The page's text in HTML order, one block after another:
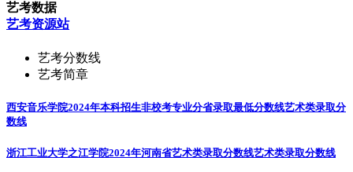
艺考数据
艺考资源站
艺考分数线
艺考简章
西安音乐学院2024年本科招生非校考专业分省录取最低分数线艺术类录取分
数线
浙江工业大学之江学院2024年河南省艺术类录取分数线艺术类录取分数线